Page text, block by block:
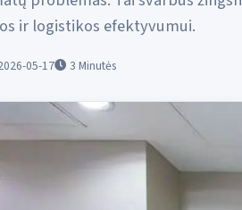
ir logistikos efektyvumui.
05-17 3 Minutės